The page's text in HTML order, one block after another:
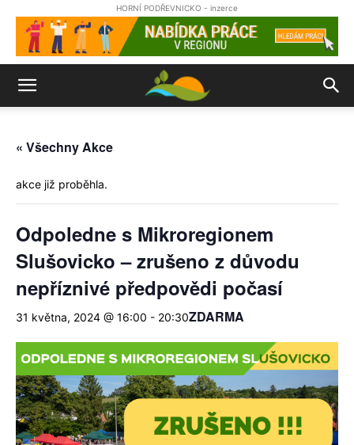
HORNÍ PODŘEVNICKO - inzerce
« Všechny Akce
akce již proběhla.
Odpoledne s Mikroregionem
Slušovicko – zrušeno z důvodu
nepříznivé předpovědi počasí
31 května, 2024 @ 16:00 - 20:30ZDARMA